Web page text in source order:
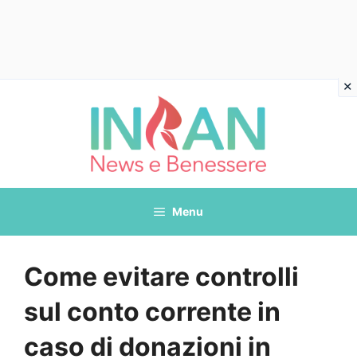
Menu
Come evitare controlli
sul conto corrente in
caso di donazioni in